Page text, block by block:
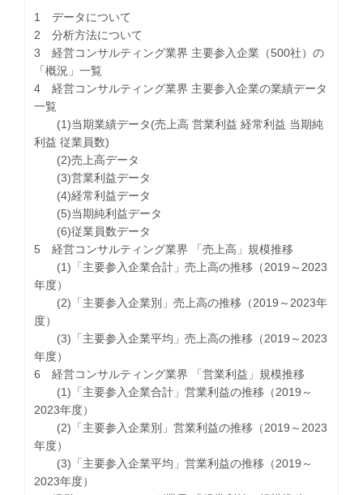
1 データについて
2 分析方法について
3 経営コンサルティング業界 主要参入企業（500社）の
「概況」一覧
4 経営コンサルティング業界 主要参入企業の業績データ
一覧
(1)当期業績データ(売上高 営業利益 経常利益 当期純
利益 従業員数)
(2)売上高データ
(3)営業利益データ
(4)経常利益データ
(5)当期純利益データ
(6)従業員数データ
5 経営コンサルティング業界 「売上高」規模推移
(1)「主要参入企業合計」売上高の推移（2019～2023
年度）
(2)「主要参入企業別」売上高の推移（2019～2023年
度）
(3)「主要参入企業平均」売上高の推移（2019～2023
年度）
6 経営コンサルティング業界 「営業利益」規模推移
(1)「主要参入企業合計」営業利益の推移（2019～
2023年度）
(2)「主要参入企業別」営業利益の推移（2019～2023
年度）
(3)「主要参入企業平均」営業利益の推移（2019～
2023年度）